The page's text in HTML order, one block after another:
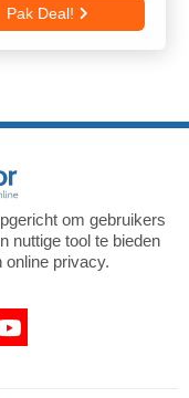
Pak Deal!
om gebruikers
nuttige tool te bieden
online privacy.